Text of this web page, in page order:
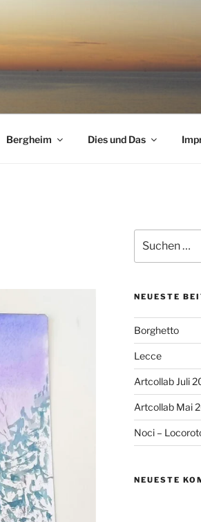
Bergheim Dies und Das
nach:
NEUESTE
Borghetto
Lecce
Artcollab Juli
Artcollab Mai
Noci –
NEUESTE